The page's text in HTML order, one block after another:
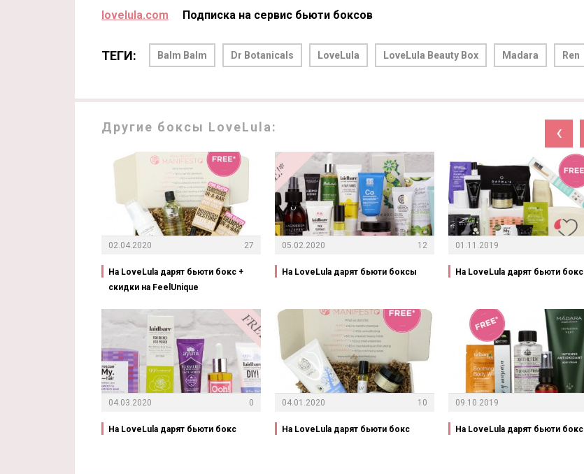
lovelula.com Подписка на сервис бьюти боксов
ТЕГИ: Balm Balm Dr Botanicals LoveLula LoveLula Beauty Box Madara Ren
Другие боксы LoveLula: ‹
02.04.2020 27
На LoveLula дарят бьюти бокс +
скидки на FeelUnique
04.03.2020 0
На LoveLula дарят бьюти бокс
05.02.2020 12
На LoveLula дарят бьюти боксы
04.01.2020 10
На LoveLula дарят бьюти бокс
01.11.2019
На LoveLula дарят бьюти бокс
09.10.2019
На LoveLula дарят бьюти бокс